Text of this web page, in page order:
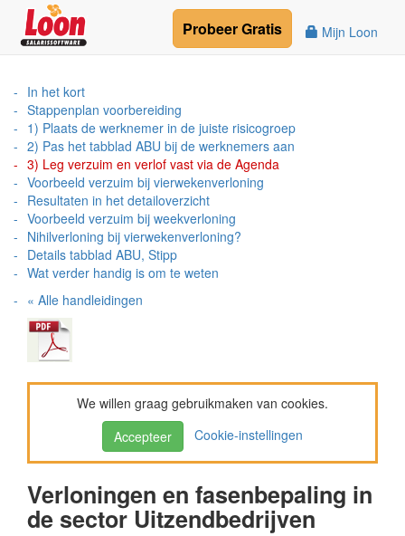
Mijn Loon
ProbeerGratis
In het kort
Stappenplan voorbereiding
1) Plaats de werknemer in de juiste risicogroep
2) Pas het tabblad ABU bij de werknemers aan
3) Leg verzuim en verlof vast via de Agenda
Voorbeeld verzuim bij vierwekenverloning
Resultaten in het detailoverzicht
Voorbeeld verzuim bij weekverloning
Nihilverloning bij vierwekenverloning?
Details tabblad ABU, Stipp
Wat verder handig is om te weten
« Alle handleidingen
We willen graag gebruikmaken van cookies.
Accepteer
Cookie-instellingen
Verloningen en fasenbepaling in
de sector Uitzendbedrijven